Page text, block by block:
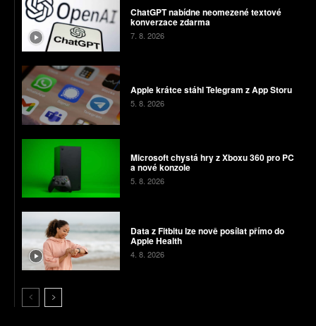
ChatGPT nabídne neomezené textové
konverzace zdarma
7. 8. 2026
Apple krátce stáhl Telegram z App Storu
5. 8. 2026
Microsoft chystá hry z Xboxu 360 pro PC
a nové konzole
5. 8. 2026
Data z Fitbitu lze nově posílat přímo do
Apple Health
4. 8. 2026